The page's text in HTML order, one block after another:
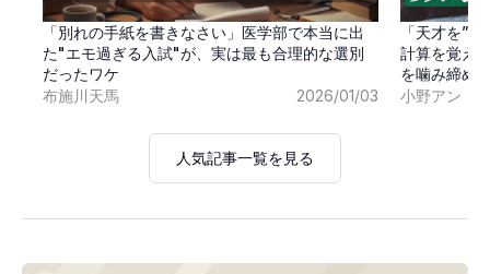
「別れの手紙を書きなさい」医学部で本当に出
た"エモ過ぎる入試"が、実は最も合理的な選別
だったワケ
布施川天馬
2026/01/03
「天才を”
計算を覚え
を噛み締め
小野アン
人気記事一覧を見る